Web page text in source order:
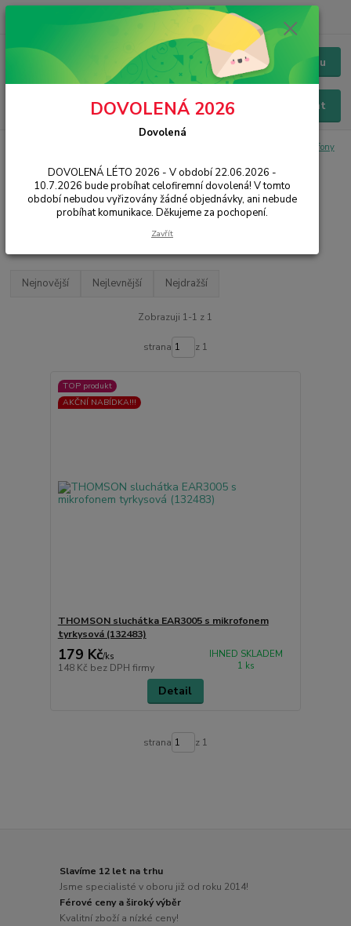
Menu
Hledat
Chat / Online podpora - 24/7
Sluchátka a mikrofony
Drátová sluchátka
Filtr - výrobci a parametry
Nejnovější Nejlevnější Nejdražší
Zobrazuji 1-1 z 1
strana z 1
TOP produkt
AKČNÍ NABÍDKA!!!
THOMSON sluchátka EAR3005 s mikrofonem
tyrkysová (132483)
179 Kč/ks
148 Kč bez DPH firmy
IHNED SKLADEM
1 ks
Detail
strana z 1
Slavíme 12 let na trhu
Jsme specialisté v oboru již od roku 2014!
Férové ceny a široký výběr
Kvalitní zboží a nízké ceny!
DOVOLENÁ 2026
Dovolená
DOVOLENÁ LÉTO 2026 - V období 22.06.2026 -
10.7.2026 bude probíhat celofiremní dovolená! V tomto
období nebudou vyřizovány žádné objednávky, ani nebude
probíhat komunikace. Děkujeme za pochopení.
Zavřít